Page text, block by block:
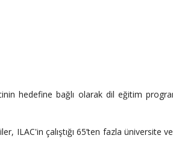
hedefine bağlı olarak dil eğitim
ILAC'in çalıştığı 65’ten fazla üniversite